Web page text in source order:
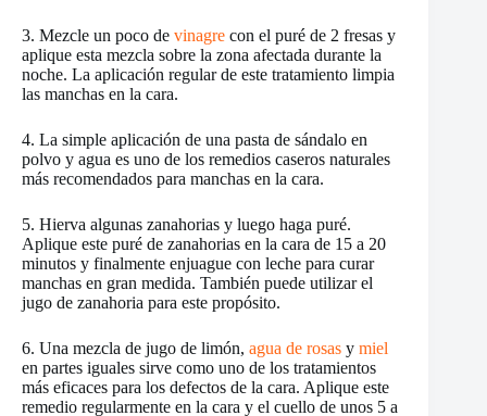
3. Mezcle un poco de vinagre con el puré de 2 fresas y
aplique esta mezcla sobre la zona afectada durante la
noche. La aplicación regular de este tratamiento limpia
las manchas en la cara.
4. La simple aplicación de una pasta de sándalo en
polvo y agua es uno de los remedios caseros naturales
más recomendados para manchas en la cara.
5. Hierva algunas zanahorias y luego haga puré.
Aplique este puré de zanahorias en la cara de 15 a 20
minutos y finalmente enjuague con leche para curar
manchas en gran medida. También puede utilizar el
jugo de zanahoria para este propósito.
6. Una mezcla de jugo de limón, agua de rosas y miel
en partes iguales sirve como uno de los tratamientos
más eficaces para los defectos de la cara. Aplique este
remedio regularmente en la cara y el cuello de unos 5 a